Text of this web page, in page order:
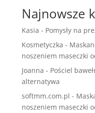
Najnowsze
Kasia - Pomysły na
Kosmetyczka -
noszeniem maseczki
Joanna - Pościel
alternatywa
softmm.com.pl -
noszeniem maseczki